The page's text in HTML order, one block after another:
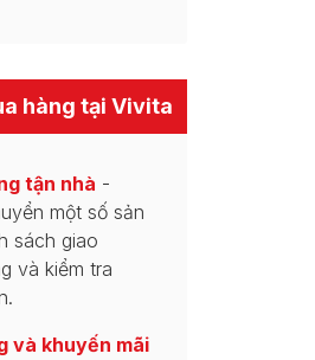
hàng tại Vivita
tận nhà -
một số sản
sách giao
và kiểm tra
và khuyến mãi